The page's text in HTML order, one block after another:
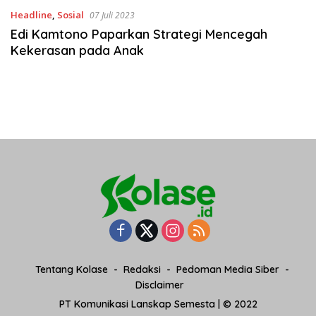
Headline, Sosial 07 Juli 2023
Edi Kamtono Paparkan Strategi Mencegah
Kekerasan pada Anak
Tentang Kolase Redaksi
Pedoman Media Siber
Disclaimer
PT Komunikasi Lanskap Semesta | © 2022